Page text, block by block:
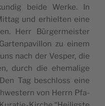
bei­de Wer­ke. In
und erhiel­ten eine
Herr Bür­ger­meis­ter
zu einem
nach der Ves­per, die
durch die ehe­ma­li­ge
Tag bes­chloss eine
von Herrn Pfa­